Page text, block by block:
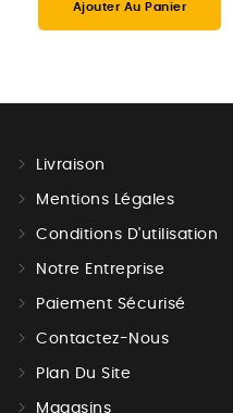
Ajouter Au Panier
Livraison
Mentions Légales
Conditions D'utilisation
Notre Entreprise
Paiement Sécurisé
Contactez-Nous
Plan Du Site
Magasins